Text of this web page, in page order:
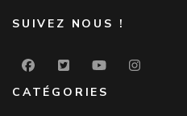
SUIVEZ NOUS !
CATÉGORIES